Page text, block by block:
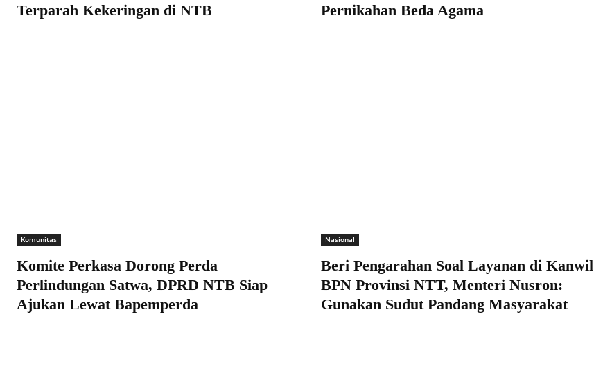
Terparah Kekeringan di NTB
Pernikahan Beda Agama
Komunitas
Komite Perkasa Dorong Perda
Perlindungan Satwa, DPRD NTB Siap
Ajukan Lewat Bapemperda
Nasional
Beri Pengarahan Soal Layanan di Kanwil
BPN Provinsi NTT, Menteri Nusron:
Gunakan Sudut Pandang Masyarakat